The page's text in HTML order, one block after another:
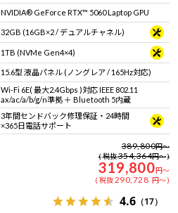
NVIDIA® GeForce RTX™ 5060 Laptop GPU
32GB (16GB×2 / デュアルチャネル)
1TB (NVMe Gen4×4)
15.6型 液晶パネル (ノングレア / 165Hz対応)
Wi-Fi 6E( 最大2.4Gbps )対応 IEEE 802.11
ax/ac/a/b/g/n準拠 ＋ Bluetooth 5内蔵
3年間センドバック修理保証・24時間
×365日電話サポート
389,800円～
税抜354,364円～
319,800円～
税抜290,728 円～
4.6 （17）